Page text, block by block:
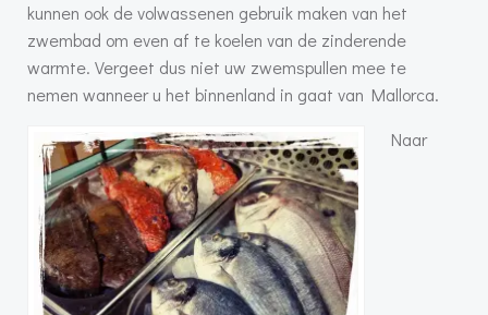
kunnen ook de volwassenen gebruik maken van het
zwembad om even af te koelen van de zinderende
warmte. Vergeet dus niet uw zwemspullen mee te
nemen wanneer u het binnenland in gaat van Mallorca.
Naar